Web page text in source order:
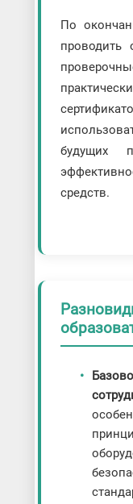
По
проводить
будущих
средств.